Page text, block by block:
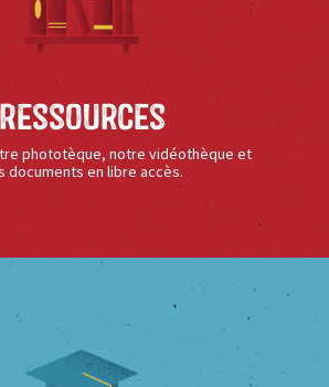
Ressources
phototèque, notre vidéothèque et
documents en libre accès.